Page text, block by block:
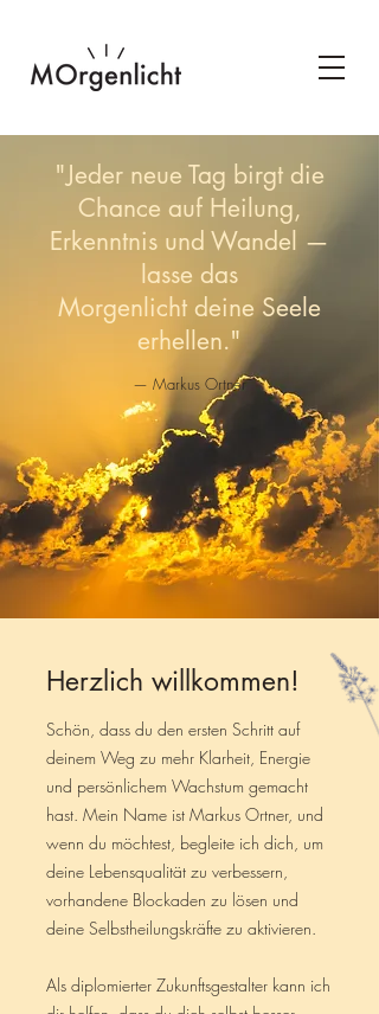
"Jeder neue Tag birgt die
Chance auf Heilung,
Erkenntnis und Wandel —
lasse das
Morgenlicht deine Seele
erhellen."
— Markus Ortner
Herzlich willkommen!
Schön, dass du den ersten Schritt auf
deinem Weg zu mehr Klarheit, Energie
und persönlichem Wachstum gemacht
hast. Mein Name ist Markus Ortner, und
wenn du möchtest, begleite ich dich, um
deine Lebensqualität zu verbessern,
vorhandene Blockaden zu lösen und
deine Selbstheilungskräfte zu aktivieren.
Als diplomierter Zukunftsgestalter kann ich